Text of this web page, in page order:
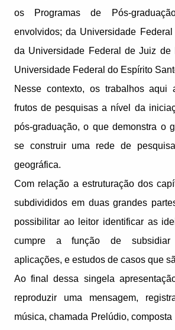
os Programas de Pós-
envolvidos; da Universidade
da Universidade Federal de Juiz de
Universidade Federal do Espírito
Nesse contexto, os trabalhos aqui
frutos de pesquisas a nível da
pós-graduação, o que demonstra o
se construir uma rede de
geográfica.
Com relação a estruturação dos
subdivididos em duas grandes
possibilitar ao leitor identificar as
cumpre a função de subsidiar
aplicações, e estudos de casos que
Ao final dessa singela
reproduzir uma mensagem,
música, chamada Prelúdio,